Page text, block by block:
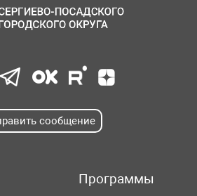
сообщение
Программы